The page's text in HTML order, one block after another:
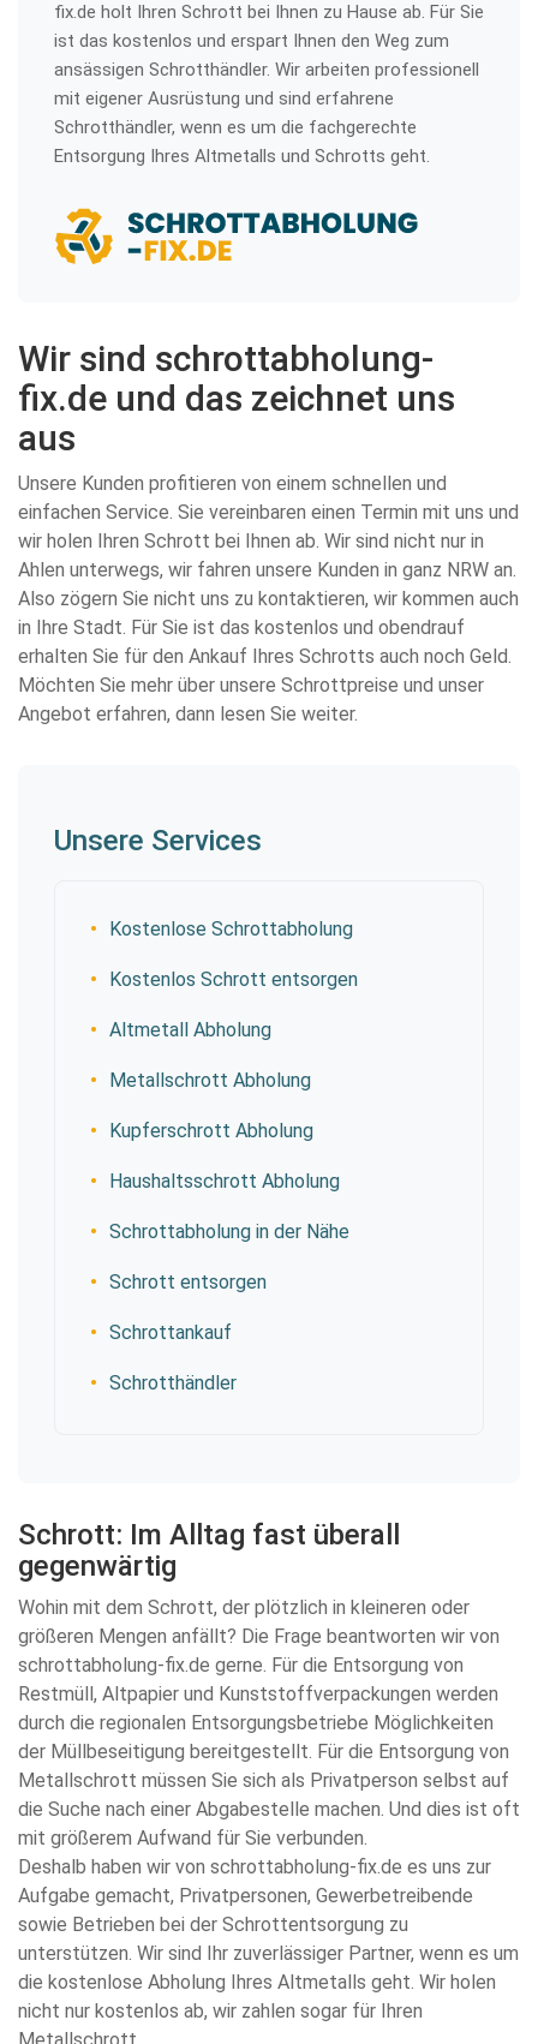
fix.de holt Ihren Schrott bei Ihnen zu Hause ab. Für Sie
ist das kostenlos und erspart Ihnen den Weg zum
ansässigen Schrotthändler. Wir arbeiten professionell
mit eigener Ausrüstung und sind erfahrene
Schrotthändler, wenn es um die fachgerechte
Entsorgung Ihres Altmetalls und Schrotts geht.
Wir sind schrottabholung-
fix.de und das zeichnet uns
aus
Unsere Kunden profitieren von einem schnellen und
einfachen Service. Sie vereinbaren einen Termin mit uns und
wir holen Ihren Schrott bei Ihnen ab. Wir sind nicht nur in
Ahlen unterwegs, wir fahren unsere Kunden in ganz NRW an.
Also zögern Sie nicht uns zu kontaktieren, wir kommen auch
in Ihre Stadt. Für Sie ist das kostenlos und obendrauf
erhalten Sie für den Ankauf Ihres Schrotts auch noch Geld.
Möchten Sie mehr über unsere Schrottpreise und unser
Angebot erfahren, dann lesen Sie weiter.
Unsere Services
Kostenlose Schrottabholung
Kostenlos Schrott entsorgen
Altmetall Abholung
Metallschrott Abholung
Kupferschrott Abholung
Haushaltsschrott Abholung
Schrottabholung in der Nähe
Schrott entsorgen
Schrottankauf
Schrotthändler
Schrott: Im Alltag fast überall
gegenwärtig
Wohin mit dem Schrott, der plötzlich in kleineren oder
größeren Mengen anfällt? Die Frage beantworten wir von
schrottabholung-fix.de gerne. Für die Entsorgung von
Restmüll, Altpapier und Kunststoffverpackungen werden
durch die regionalen Entsorgungsbetriebe Möglichkeiten
der Müllbeseitigung bereitgestellt. Für die Entsorgung von
Metallschrott müssen Sie sich als Privatperson selbst auf
die Suche nach einer Abgabestelle machen. Und dies ist oft
mit größerem Aufwand für Sie verbunden.
Deshalb haben wir von schrottabholung-fix.de es uns zur
Aufgabe gemacht, Privatpersonen, Gewerbetreibende
sowie Betrieben bei der Schrottentsorgung zu
unterstützen. Wir sind Ihr zuverlässiger Partner, wenn es um
die kostenlose Abholung Ihres Altmetalls geht. Wir holen
nicht nur kostenlos ab, wir zahlen sogar für Ihren